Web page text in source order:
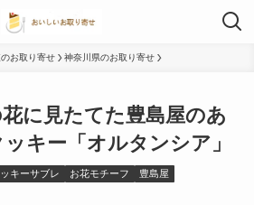
のお取り寄せ 神奈川県のお取り寄せ
に見たてた豊島屋のあ
キー「オルタンシア」
キーサブレ お花モチーフ 豊島屋